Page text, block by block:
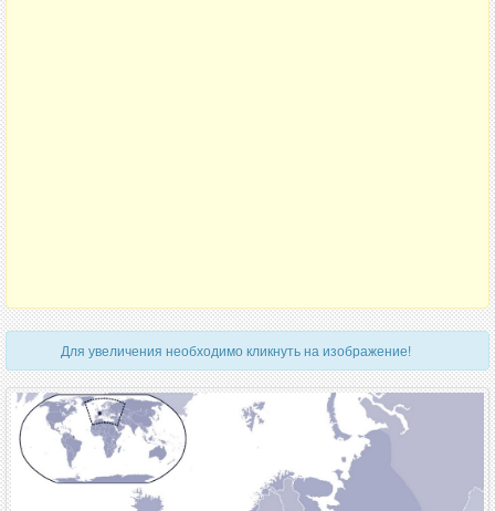
Для увеличения необходимо кликнуть на изображение!